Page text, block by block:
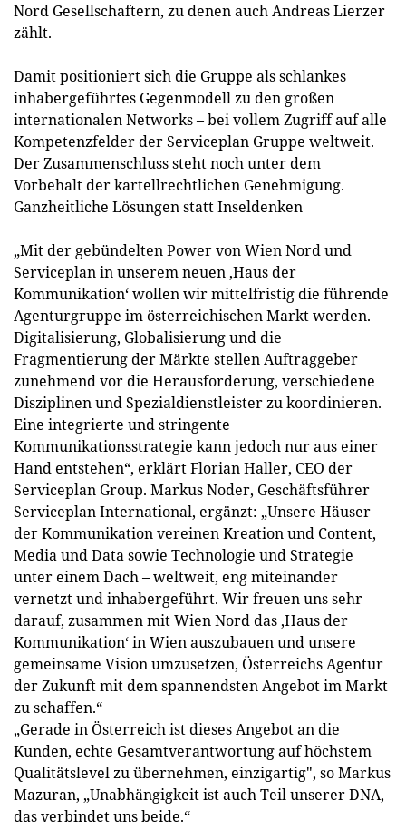
Nord Gesellschaftern, zu denen auch Andreas Lierzer
zählt.
Damit positioniert sich die Gruppe als schlankes
inhabergeführtes Gegenmodell zu den großen
internationalen Networks – bei vollem Zugriff auf alle
Kompetenzfelder der Serviceplan Gruppe weltweit.
Der Zusammenschluss steht noch unter dem
Vorbehalt der kartellrechtlichen Genehmigung.
Ganzheitliche Lösungen statt Inseldenken
„Mit der gebündelten Power von Wien Nord und
Serviceplan in unserem neuen ,Haus der
Kommunikation‘ wollen wir mittelfristig die führende
Agenturgruppe im österreichischen Markt werden.
Digitalisierung, Globalisierung und die
Fragmentierung der Märkte stellen Auftraggeber
zunehmend vor die Herausforderung, verschiedene
Disziplinen und Spezialdienstleister zu koordinieren.
Eine integrierte und stringente
Kommunikationsstrategie kann jedoch nur aus einer
Hand entstehen“, erklärt Florian Haller, CEO der
Serviceplan Group. Markus Noder, Geschäftsführer
Serviceplan International, ergänzt: „Unsere Häuser
der Kommunikation vereinen Kreation und Content,
Media und Data sowie Technologie und Strategie
unter einem Dach – weltweit, eng miteinander
vernetzt und inhabergeführt. Wir freuen uns sehr
darauf, zusammen mit Wien Nord das ,Haus der
Kommunikation‘ in Wien auszubauen und unsere
gemeinsame Vision umzusetzen, Österreichs Agentur
der Zukunft mit dem spannendsten Angebot im Markt
zu schaffen.“
„Gerade in Österreich ist dieses Angebot an die
Kunden, echte Gesamtverantwortung auf höchstem
Qualitätslevel zu übernehmen, einzigartig", so Markus
Mazuran, „Unabhängigkeit ist auch Teil unserer DNA,
das verbindet uns beide.“